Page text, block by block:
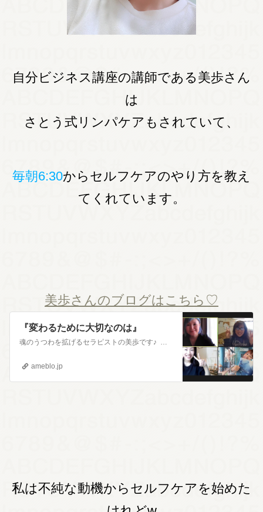
自分ビジネス講座の講師である美歩さん
は
さとう式リンパケアもされていて、
毎朝6:30からセルフケアのやり方を教え
てくれています。
美歩さんのブログはこちら♡
『変わるために大切なのは』
魂のうつわを拡げるセラピストの美歩です♪ 大阪でした♪ さとう式インストラクターの大先輩方に写真入れてもらいました♡ありがとうございます♬師匠リバー先生大阪…
ameblo.jp
私は不純な動機からセルフケアを始めた